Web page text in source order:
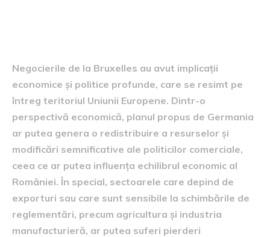
Negocierile de la Bruxelles au avut implicații
economice și politice profunde, care se resimt pe
întreg teritoriul Uniunii Europene. Dintr-o
perspectivă economică, planul propus de Germania
ar putea genera o redistribuire a resurselor și
modificări semnificative ale politicilor comerciale,
ceea ce ar putea influența echilibrul economic al
României. În special, sectoarele care depind de
exporturi sau care sunt sensibile la schimbările de
reglementări, precum agricultura și industria
manufacturieră, ar putea suferi pierderi